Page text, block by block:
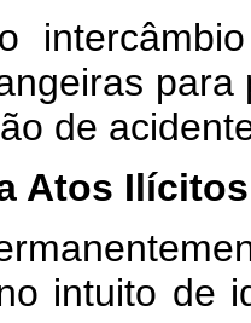
de
Atos Ilícitos
intuito de